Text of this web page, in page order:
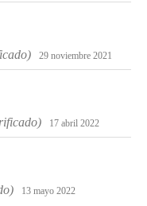
29 noviembre 2021
17 abril 2022
13 mayo 2022